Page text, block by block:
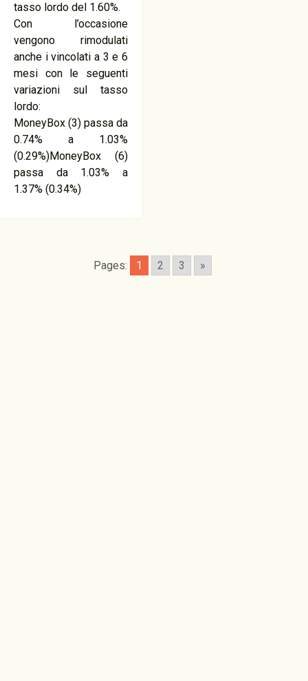
tasso lordo del 1.60%.
Con l’occasione
vengono rimodulati
anche i vincolati a 3 e 6
mesi con le seguenti
variazioni sul tasso
lordo:
MoneyBox (3) passa da
0.74% a 1.03%
(0.29%)MoneyBox (6)
passa da 1.03% a
1.37% (0.34%)
Pages: 1 2 3 »